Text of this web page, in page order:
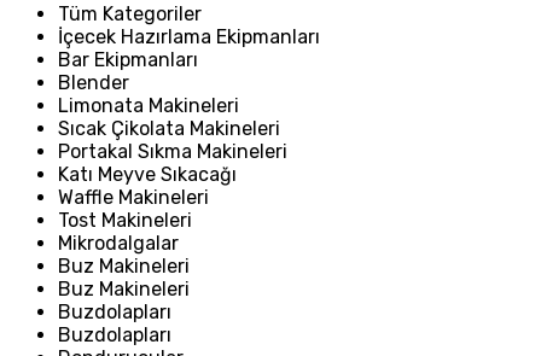
Tüm Kategoriler
İçecek Hazırlama Ekipmanları
Bar Ekipmanları
Blender
Limonata Makineleri
Sıcak Çikolata Makineleri
Portakal Sıkma Makineleri
Katı Meyve Sıkacağı
Waffle Makineleri
Tost Makineleri
Mikrodalgalar
Buz Makineleri
Buz Makineleri
Buzdolapları
Buzdolapları